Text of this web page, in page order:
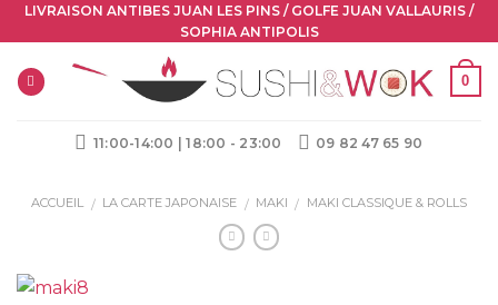
Skip
to
content
LIVRAISON ANTIBES JUAN LES PINS / GOLFE JUAN VALLAURIS /
SOPHIA ANTIPOLIS
0
11:00-14:00 | 18:00 - 23:00 09 82 47 65 90
ACCUEIL / LA CARTE JAPONAISE / MAKI / MAKI CLASSIQUE & ROLLS